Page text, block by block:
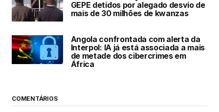
GEPE detidos por alegado desvio de
mais de 30 milhões de kwanzas
Angola confrontada com alerta da
Interpol: IA já está associada a mais
de metade dos cibercrimes em
África
COMENTÁRIOS